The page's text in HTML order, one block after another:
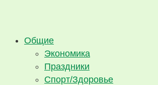
Общие
Экономика
Праздники
Спорт/Здоровье